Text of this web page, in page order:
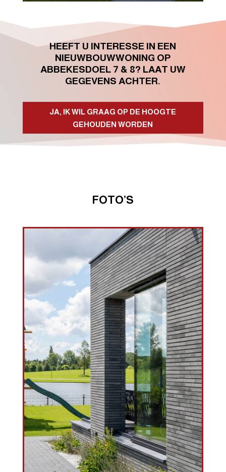
HEEFT U INTERESSE IN EEN
NIEUWBOUWWONING OP
ABBEKESDOEL 7 & 8? LAAT UW
GEGEVENS ACHTER.
JA, IK WIL GRAAG OP DE HOOGTE
GEHOUDEN WORDEN
FOTO’S